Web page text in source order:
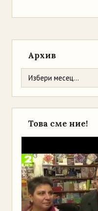
Архив
Това сме ние!